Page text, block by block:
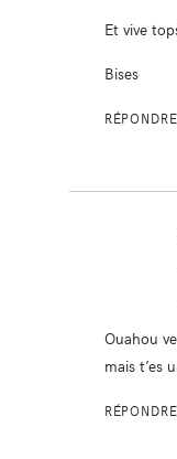
Et vive
Bises
RÉPONDRE
Ouahou
mais t’es
RÉPONDRE